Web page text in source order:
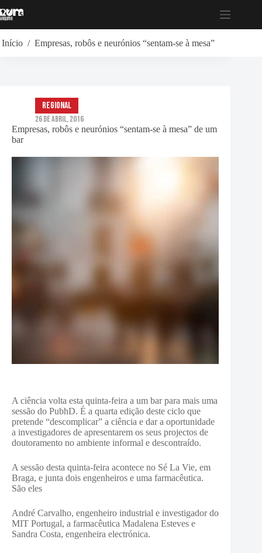
para
Início / Empresas, robôs e neurónios “sentam-se à mesa” de um bar
Empresas, robôs e neurónios “sentam-se à mesa” de um
bar
Regional
26 de Abril, 2016
A ciência volta esta quinta-feira a um bar para mais uma
sessão do PubhD. É a quarta edição deste ciclo que
pretende “descomplicar” a ciência e dar a oportunidade
a investigadores de apresentarem os seus projectos de
doutoramento no ambiente informal e descontraído.
A sessão desta quinta-feira acontece no Sé La Vie, em
Braga, e junta dois engenheiros e uma farmacêutica.
São eles
André Carvalho, engenheiro industrial e investigador do
MIT Portugal, a farmacêutica Madalena Esteves e
Sandra Costa, engenheira electrónica.